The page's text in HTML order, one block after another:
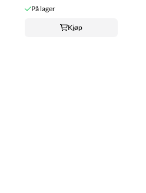
På lager
Kjøp